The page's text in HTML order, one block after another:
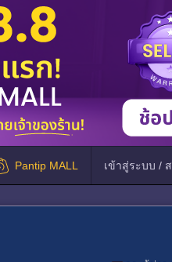
Pantip MALL เข้าสู่ระบบ /